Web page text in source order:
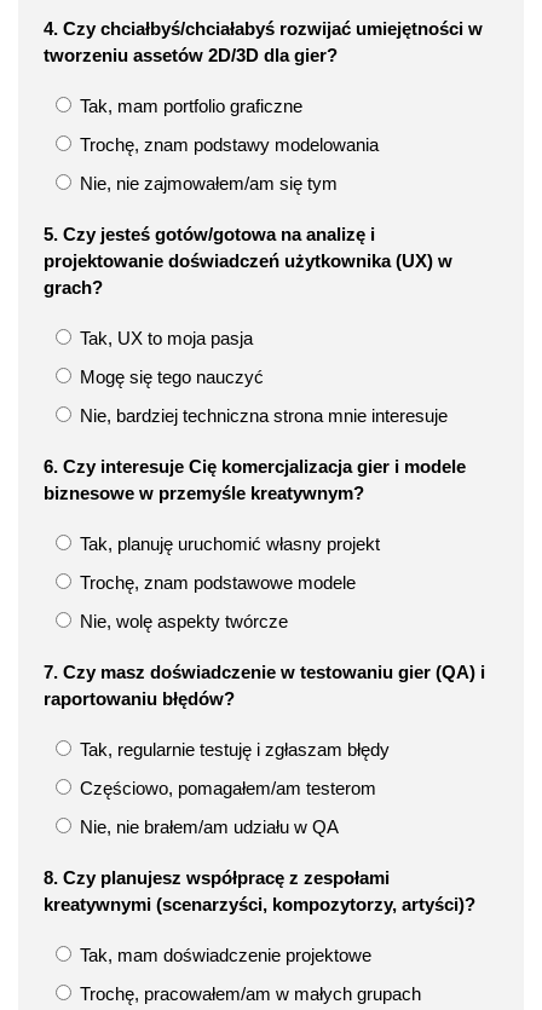
4. Czy chciałbyś/chciałabyś rozwijać umiejętności w
tworzeniu assetów 2D/3D dla gier?
Tak, mam portfolio graficzne
Trochę, znam podstawy modelowania
Nie, nie zajmowałem/am się tym
5. Czy jesteś gotów/gotowa na analizę i
projektowanie doświadczeń użytkownika (UX) w
grach?
Tak, UX to moja pasja
Mogę się tego nauczyć
Nie, bardziej techniczna strona mnie interesuje
6. Czy interesuje Cię komercjalizacja gier i modele
biznesowe w przemyśle kreatywnym?
Tak, planuję uruchomić własny projekt
Trochę, znam podstawowe modele
Nie, wolę aspekty twórcze
7. Czy masz doświadczenie w testowaniu gier (QA) i
raportowaniu błędów?
Tak, regularnie testuję i zgłaszam błędy
Częściowo, pomagałem/am testerom
Nie, nie brałem/am udziału w QA
8. Czy planujesz współpracę z zespołami
kreatywnymi (scenarzyści, kompozytorzy, artyści)?
Tak, mam doświadczenie projektowe
Trochę, pracowałem/am w małych grupach